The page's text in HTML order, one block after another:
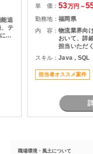
追
、テ
し
単 価：53万円～
勤務地：福岡県
内 容：物流業界向
おいて、詳
担当いただく案件です
追加や改修
プロジェク
す。 物流システムの経験がなくても、Java
による業務
スキル：Java , SQL
担当者オススメ案件
職場環境・風土について